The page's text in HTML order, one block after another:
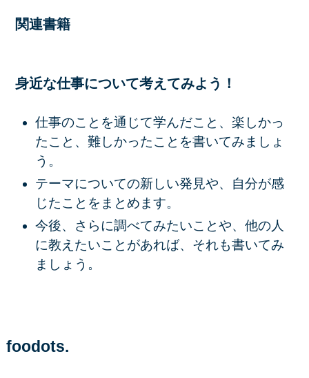
関連書籍
身近な仕事について考えてみよう！
仕事のことを通じて学んだこと、楽しかっ
たこと、難しかったことを書いてみましょ
う。
テーマについての新しい発見や、自分が感
じたことをまとめます。
今後、さらに調べてみたいことや、他の人
に教えたいことがあれば、それも書いてみ
ましょう。
foodots.